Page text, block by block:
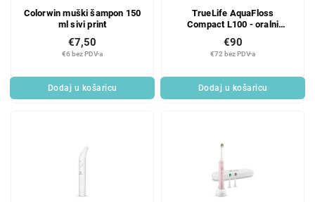
Colorwin muški šampon 150
ml sivi print
€6 bez PDV-a
€7,50
Dodaj u košaricu
TrueLife AquaFloss
Compact L100 - oralni
€72 bez PDV-a
€90
Dodaj u košaricu